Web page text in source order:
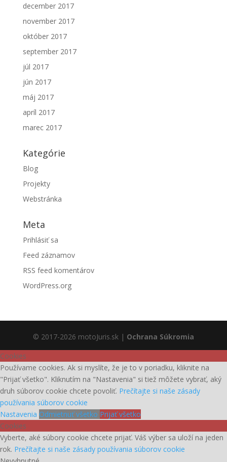
december 2017
november 2017
október 2017
september 2017
júl 2017
jún 2017
máj 2017
apríl 2017
marec 2017
Kategórie
Blog
Projekty
Webstránka
Meta
Prihlásiť sa
Feed záznamov
RSS feed komentárov
WordPress.org
© 2017-2026 motoJuris.sk | Ochrana Súkromia
Cookies
Používame cookies. Ak si myslíte, že je to v poriadku, kliknite na
"Prijať všetko". Kliknutím na "Nastavenia" si tiež môžete vybrať, aký
druh súborov cookie chcete povoliť. Prečítajte si naše zásady
používania súborov cookie
Nastavenia Odmietnuť všetko Prijať všetko
Cookies
Vyberte, aké súbory cookie chcete prijať. Váš výber sa uloží na jeden
rok. Prečítajte si naše zásady používania súborov cookie